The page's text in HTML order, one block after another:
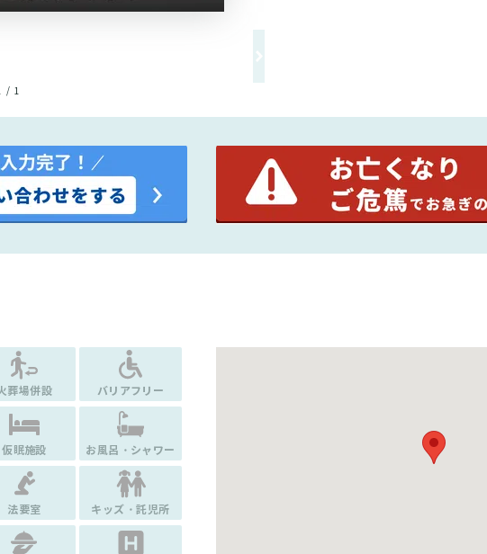
/ 1
葬場併設 バリアフリー
仮眠施設 お風呂・シャワー
法要室 キッズ・託児所